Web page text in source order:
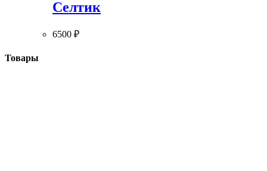
Селтик
6500 ₽
Товары